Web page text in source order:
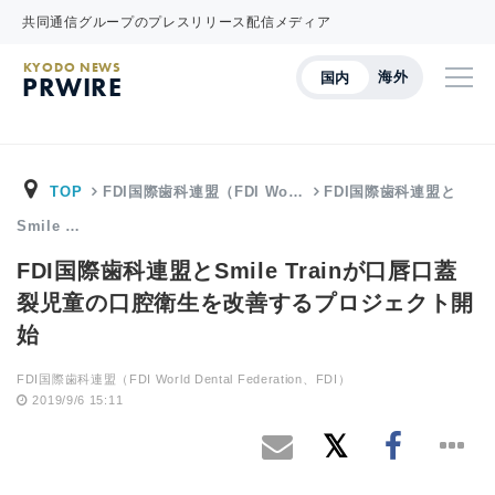
共同通信グループのプレスリリース配信メディア
国内 海外
KYODO NEWS
PRWIRE
TOP FDI国際歯科連盟（FDI Wo… FDI国際歯科連盟と
Smile …
FDI国際歯科連盟とSmile Trainが口唇口蓋
裂児童の口腔衛生を改善するプロジェクト開
始
FDI国際歯科連盟（FDI World Dental Federation、FDI）
2019/9/6 15:11